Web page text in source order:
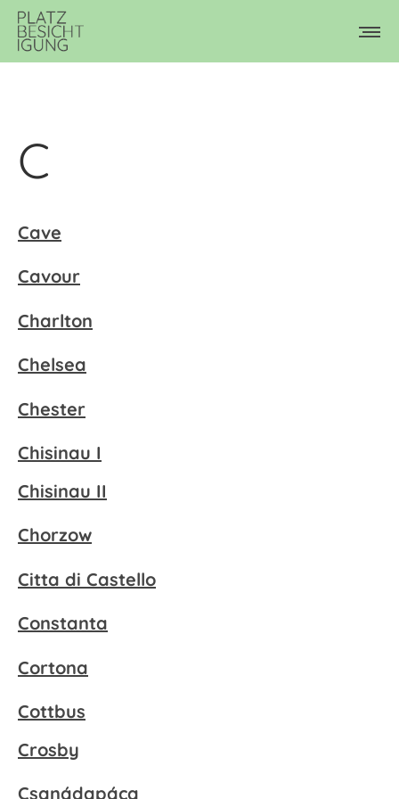
C
Cave
Cavour
Charlton
Chelsea
Chester
Chisinau I
Chisinau II
Chorzow
Citta di Castello
Constanta
Cortona
Cottbus
Crosby
Csanádapáca